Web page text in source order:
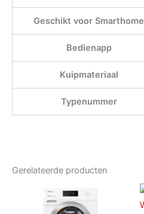
Geschikt voor Smarthome
Bedienapp
Kuipmateriaal
Typenummer
Gerelateerde producten